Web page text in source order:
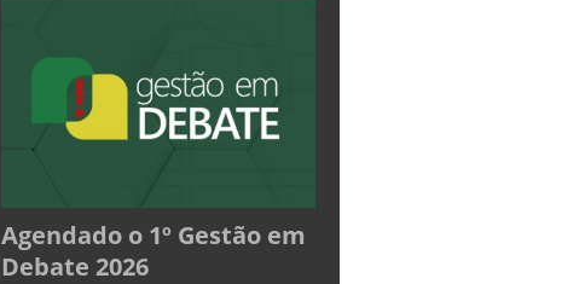
Agendado o 1º Gestão em
Debate 2026